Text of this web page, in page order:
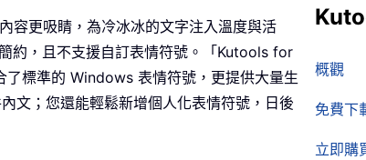
概觀
免費下
立即購
容更吸睛，為冷冰冰的文字注入溫度與活
約，且不支援自訂表情符號。「Kutools for
標準的 Windows 表情符號，更提供大量生
文；您還能輕鬆新增個人化表情符號，日後